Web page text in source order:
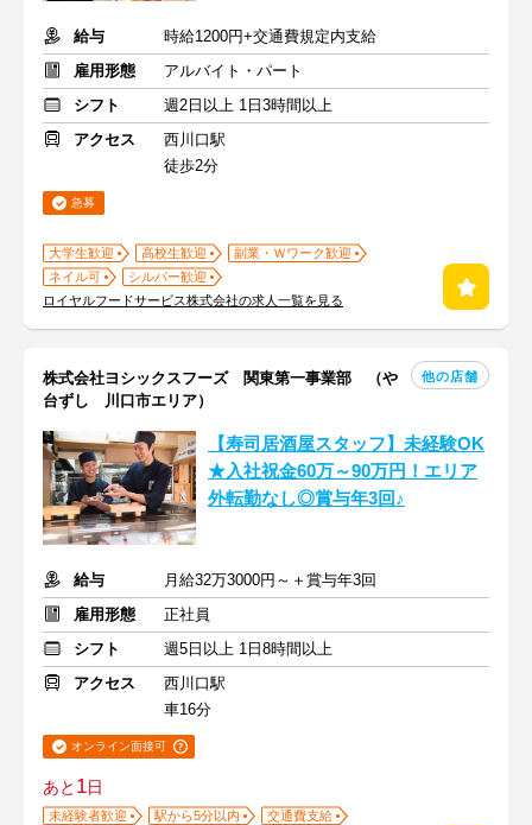
給与
時給1200円+交通費規定内支給
雇用形態
アルバイト・パート
シフト
週2日以上 1日3時間以上
アクセス
西川口駅
徒歩2分
急募
大学生歓迎 高校生歓迎
副業・Ｗワーク歓迎
ネイル可
シルバー歓迎
ロイヤルフードサービス株式会社の求人一覧を見る
株式会社ヨシックスフーズ 関東第一事業部 （や
台ずし 川口市エリア）
他の店舗
【寿司居酒屋スタッフ】未経験OK
★入社祝金60万～90万円！エリア
外転勤なし◎賞与年3回♪
給与
月給32万3000円～＋賞与年3回
雇用形態
正社員
シフト
週5日以上 1日8時間以上
アクセス
西川口駅
車16分
オンライン面接可
あと 1日
未経験者歓迎 駅から5分以内
交通費支給